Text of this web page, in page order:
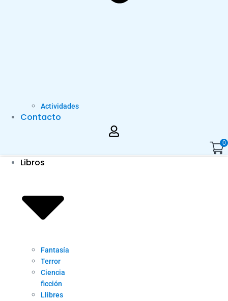
Actividades
Contacto
0
Libros
Fantasía
Terror
Ciencia
ficción
Llibres